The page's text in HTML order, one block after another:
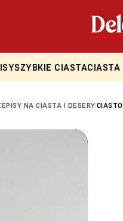
SZYBKIE CIASTACIASTA
NA CIASTA I DESERY|